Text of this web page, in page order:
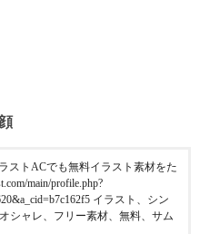
トACでも無料イラスト素材をた
main/profile.php?
イラスト、シン
シャレ、フリー素材、無料、サム